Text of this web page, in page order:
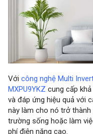
Với công nghệ Multi
MXPU9YKZ cung cấp
và đáp ứng hiệu quả với
này làm cho nó trở
trường sống hoặc làm
phí điện năng cao.